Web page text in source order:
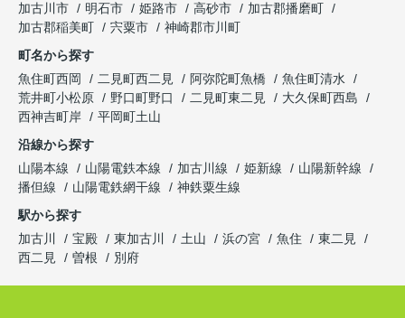
加古川市
明石市 姫路市 高砂市
加古郡播磨町
加古郡稲美町
宍粟市
神崎郡市川町
町名から探す
魚住町西岡
二見町西二見 阿弥陀町魚橋
魚住町清水
荒井町小松原
野口町野口 二見町東二見
大久保町西島
西神吉町岸
平岡町土山
沿線から探す
山陽本線
山陽電鉄本線 加古川線 姫新線
山陽新幹線
播但線
山陽電鉄網干線
神鉄粟生線
駅から探す
加古川
宝殿 東加古川 土山 浜の宮 魚住
東二見
西二見
曽根 別府